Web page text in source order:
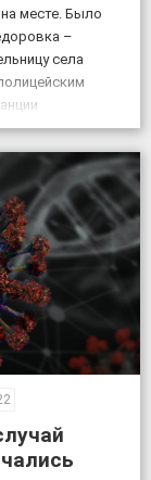
месте. Было
–
села